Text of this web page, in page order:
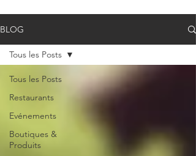
BLOG
Tous les Posts
Restaurants
Evénements
Boutiques &
Produits
Tous les Posts